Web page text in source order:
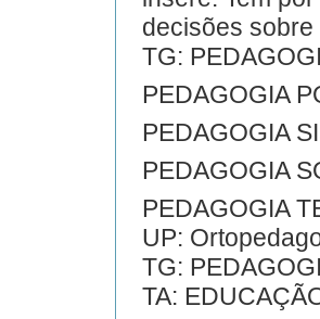
decisões
TG:
PEDAGOGIA
PEDAGOGIA
PEDAGOGIA
PEDAGOGIA
UP:
TG:
TA: